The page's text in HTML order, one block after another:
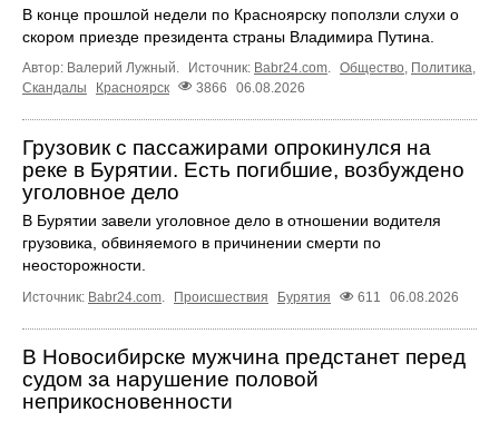
В конце прошлой недели по Красноярску поползли слухи о
скором приезде президента страны Владимира Путина.
Автор: Валерий Лужный. Источник: Babr24.com. Общество, Политика,
Скандалы
Красноярск 3866 06.08.2026
Грузовик с пассажирами опрокинулся на
реке в Бурятии. Есть погибшие, возбуждено
уголовное дело
В Бурятии завели уголовное дело в отношении водителя
грузовика, обвиняемого в причинении смерти по
неосторожности.
Источник: Babr24.com Происшествия Бурятия 611 06.08.2026
В Новосибирске мужчина предстанет перед
судом за нарушение половой
неприкосновенности